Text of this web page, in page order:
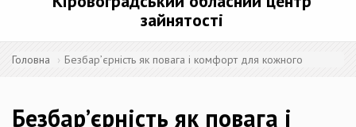
зайнятості
Головна Безбар’єрність як повага і комфорт для кожного
Безбар’єрність як повага і